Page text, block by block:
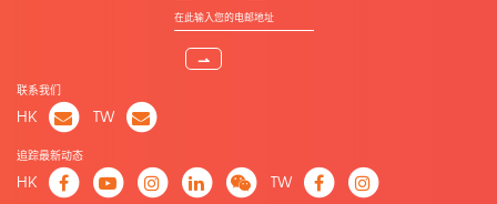
⇀
联系我们
HK TW
追踪最新动态
HK TW